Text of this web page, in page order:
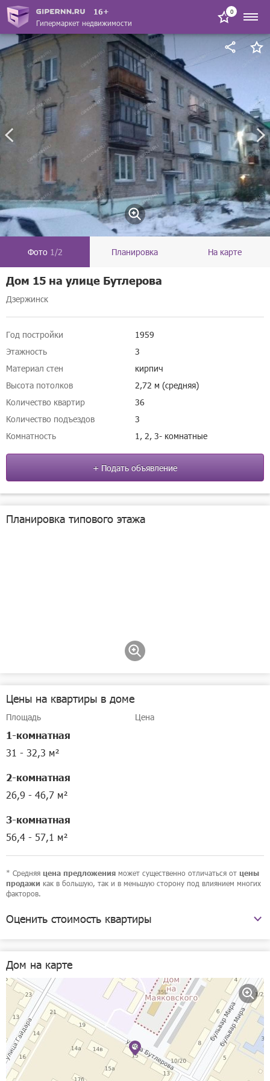
16+
Гипермаркет недвижимости
0
Фото 1/2 Планировка На карте
Дом 15 на улице Бутлерова
Дзержинск
Год постройки
1959
Этажность
3
Материал стен
кирпич
Высота потолков
2,72 м (средняя)
Количество квартир
36
Количество подъездов
3
Комнатность
1, 2, 3- комнатные
+ Подать объявление
Планировка типового этажа
Цены на квартиры в доме
Площадь Цена
1-комнатная
31 - 32,3 м²
2-комнатная
26,9 - 46,7 м²
3-комнатная
56,4 - 57,1 м²
* Средняя цена предложения может существенно отличаться от цены
продажи как в большую, так и в меньшую сторону под влиянием многих
факторов.
Оценить стоимость квартиры
Рассчитать
Дом на карте